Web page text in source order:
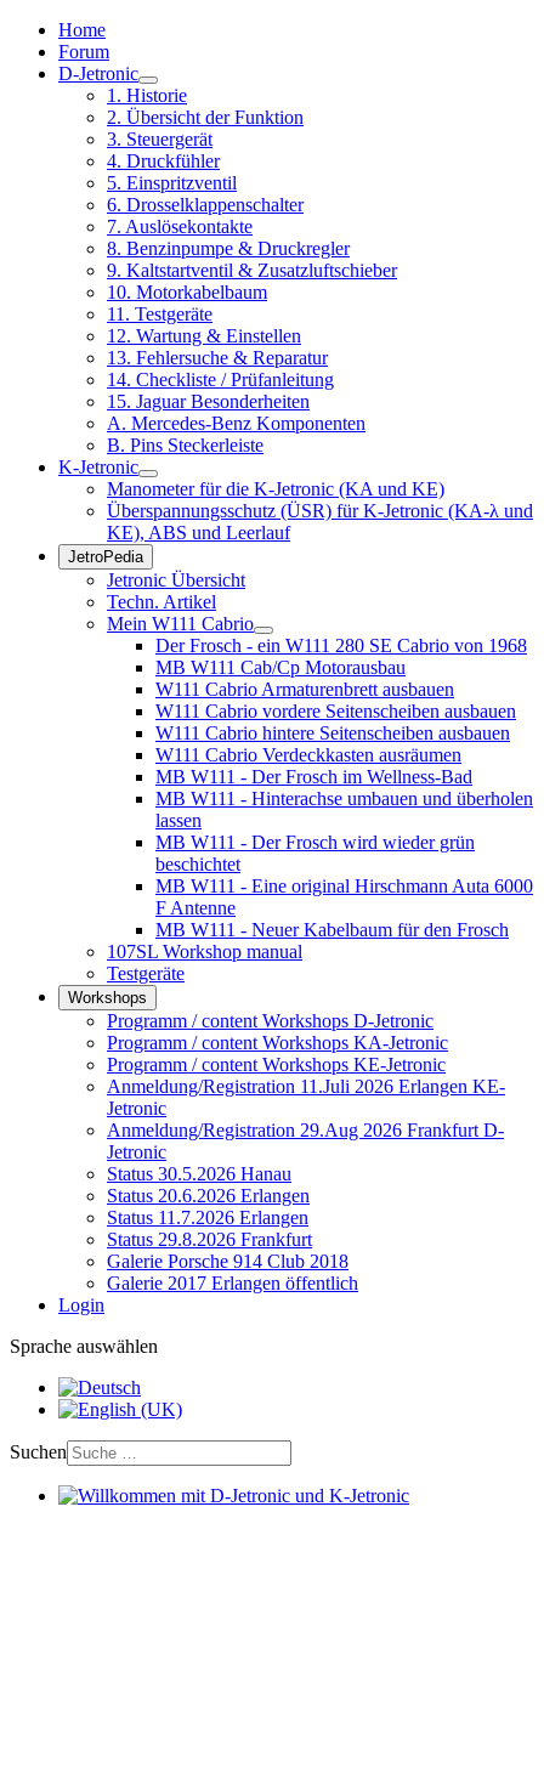
Home
Forum
D-Jetronic
1. Historie
2. Übersicht der Funktion
3. Steuergerät
4. Druckfühler
5. Einspritzventil
6. Drosselklappenschalter
7. Auslösekontakte
8. Benzinpumpe & Druckregler
9. Kaltstartventil & Zusatzluftschieber
10. Motorkabelbaum
11. Testgeräte
12. Wartung & Einstellen
13. Fehlersuche & Reparatur
14. Checkliste / Prüfanleitung
15. Jaguar Besonderheiten
A. Mercedes-Benz Komponenten
B. Pins Steckerleiste
K-Jetronic
Manometer für die K-Jetronic (KA und KE)
Überspannungsschutz (ÜSR) für K-Jetronic (KA-λ und
KE), ABS und Leerlauf
JetroPedia
Jetronic Übersicht
Techn. Artikel
Mein W111 Cabrio
Der Frosch - ein W111 280 SE Cabrio von 1968
MB W111 Cab/Cp Motorausbau
W111 Cabrio Armaturenbrett ausbauen
W111 Cabrio vordere Seitenscheiben ausbauen
W111 Cabrio hintere Seitenscheiben ausbauen
W111 Cabrio Verdeckkasten ausräumen
MB W111 - Der Frosch im Wellness-Bad
MB W111 - Hinterachse umbauen und überholen
lassen
MB W111 - Der Frosch wird wieder grün
beschichtet
MB W111 - Eine original Hirschmann Auta 6000
F Antenne
MB W111 - Neuer Kabelbaum für den Frosch
107SL Workshop manual
Testgeräte
Workshops
Programm / content Workshops D-Jetronic
Programm / content Workshops KA-Jetronic
Programm / content Workshops KE-Jetronic
Anmeldung/Registration 11.Juli 2026 Erlangen KE-
Jetronic
Anmeldung/Registration 29.Aug 2026 Frankfurt D-
Jetronic
Status 30.5.2026 Hanau
Status 20.6.2026 Erlangen
Status 11.7.2026 Erlangen
Status 29.8.2026 Frankfurt
Galerie Porsche 914 Club 2018
Galerie 2017 Erlangen öffentlich
Login
Sprache auswählen
Suchen